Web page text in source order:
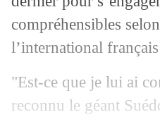
compréhensibles
l’international
"Est-ce que je lui ai
reconnu le géant
Barça :
01/12 Man Utd:
Real : Reinier